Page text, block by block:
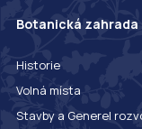
Botanická zahrada
Historie
Volná místa
Stavby a Generel